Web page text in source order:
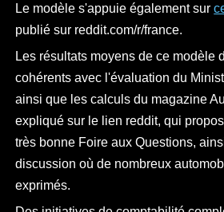
Le modèle s'appuie également sur
publié sur reddit.com/r/france.
Les résultats moyens de ce modèle
cohérents avec l'évaluation du
ainsi que les calculs du magazine
expliqué sur le lien reddit, qui
très bonne Foire aux Questions,
discussion où de nombreux
exprimés.